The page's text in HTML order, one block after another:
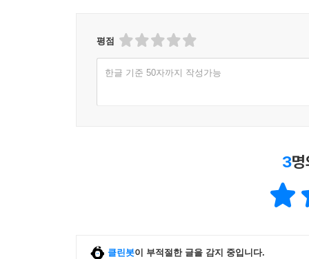
평점
한글 기준 50자까지 작성가능
3
클린봇이 부적절한 글을 감지 중입니다.